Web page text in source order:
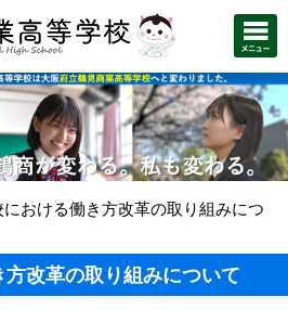
における働き方改革の取り組みにつ
改革の取り組みについて